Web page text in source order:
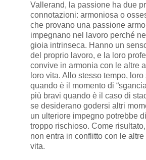
Vallerand, la passione ha due
connotazioni: armoniosa o
che provano una passione
impegnano nel lavoro perché
gioia intrinseca. Hanno un
del proprio lavoro, e la loro
convive in armonia con le altre
loro vita. Allo stesso tempo, loro
quando è il momento di
più bravi quando è il caso di
se desiderano godersi altri
un ulteriore impegno potrebbe
troppo rischioso. Come
non entra in conflitto con le
vita.